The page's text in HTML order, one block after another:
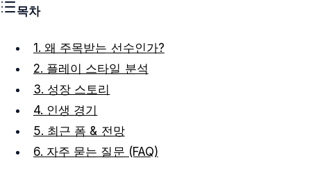
목차
1. 왜 주목받는 선수인가?
2. 플레이 스타일 분석
3. 성장 스토리
4. 인생 경기
5. 최근 폼 & 전망
6. 자주 묻는 질문 (FAQ)